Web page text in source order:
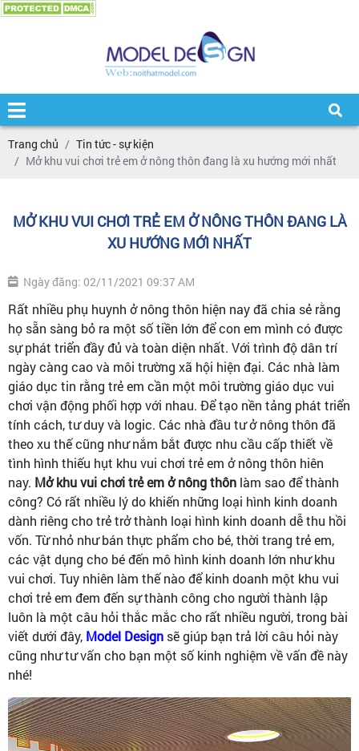
Trang chủ
Tin tức - sự kiện
Mở khu vui chơi trẻ em ở nông thôn đang là xu hướng mới nhất
MỞ KHU VUI CHƠI TRẺ EM Ở NÔNG THÔN ĐANG LÀ
XU HƯỚNG MỚI NHẤT
Ngày đăng: 02/11/2021 09:37 AM
Rất nhiều phụ huynh ở nông thôn hiện nay đã chia sẻ rằng
họ sẵn sàng bỏ ra một số tiền lớn để con em mình có được
sự phát triển đầy đủ và toàn diện nhất. Với trình độ dân trí
ngày càng cao và môi trường xã hội hiện đại. Các nhà làm
giáo dục tin rằng trẻ em cần một môi trường giáo dục vui
chơi vận động phối hợp với nhau. Để tạo nền tảng phát triển
tính cách, tư duy và logic. Các nhà đầu tư ở nông thôn đã
theo xu thế cũng như nắm bắt được nhu cầu cấp thiết về
tình hình thiếu hụt khu vui chơi trẻ em ở nông thôn hiên
nay. Mở khu vui chơi trẻ em ở nông thôn làm sao để thành
công? Có rất nhiều lý do khiến những loại hình kinh doanh
dành riêng cho trẻ trở thành loại hình kinh doanh dễ thu hồi
vốn. Từ nhỏ như bán thực phẩm cho bé, thời trang trẻ em,
các vật dụng cho bé đến mô hình kinh doanh lớn như khu
vui chơi. Tuy nhiên làm thế nào để kinh doanh một khu vui
chơi trẻ em đem đến sự thành công cho người thành lập
luôn là một câu hỏi thắc mắc cho rất nhiều người, trong bài
viết dưới đây, Model Design sẽ giúp bạn trả lời câu hỏi này
cũng như tư vấn cho bạn một số kinh nghiệm về vấn đề này
nhé!